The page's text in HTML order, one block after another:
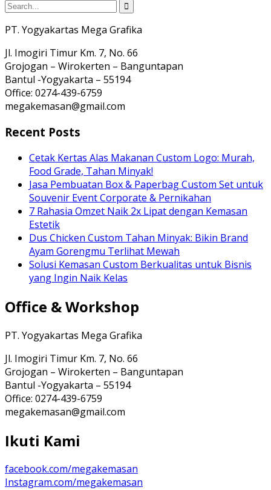
PT. Yogyakartas Mega Grafika
Jl. Imogiri Timur Km. 7, No. 66
Grojogan – Wirokerten – Banguntapan
Bantul -Yogyakarta – 55194
Office: 0274-439-6759
megakemasan@gmail.com
Recent Posts
Cetak Kertas Alas Makanan Custom Logo: Murah,
Food Grade, Tahan Minyak!
Jasa Pembuatan Box & Paperbag Custom Set untuk
Souvenir Event Corporate & Pernikahan
7 Rahasia Omzet Naik 2x Lipat dengan Kemasan
Estetik
Dus Chicken Custom Tahan Minyak: Bikin Brand
Ayam Gorengmu Terlihat Mewah
Solusi Kemasan Custom Berkualitas untuk Bisnis
yang Ingin Naik Kelas
Office & Workshop
PT. Yogyakartas Mega Grafika
Jl. Imogiri Timur Km. 7, No. 66
Grojogan – Wirokerten – Banguntapan
Bantul -Yogyakarta – 55194
Office: 0274-439-6759
megakemasan@gmail.com
Ikuti Kami
facebook.com/megakemasan
Instagram.com/megakemasan